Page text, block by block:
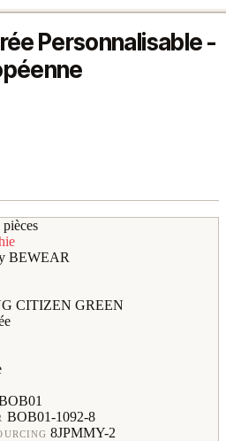
Personnalisable -
BEWEAR
CITIZEN GREEN
BOB01-1092-8
8JPMMY-2